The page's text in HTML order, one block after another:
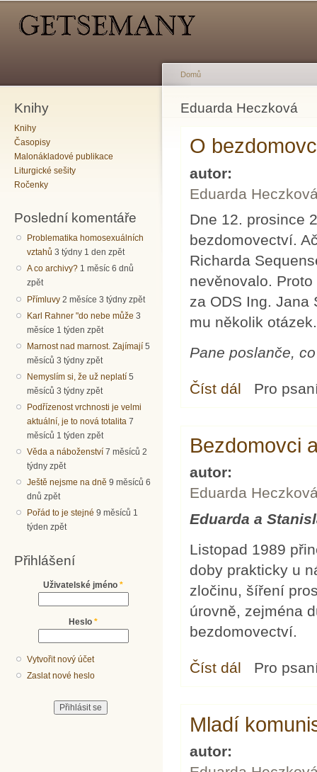
Knihy
Knihy
Časopisy
Malonákladové publikace
Liturgické sešity
Ročenky
Poslední komentáře
Problematika homosexuálních
vztahů 3 týdny 1 den zpět
A co archivy? 1 měsíc 6 dnů
zpět
Přímluvy 2 měsíce 3 týdny zpět
Karl Rahner "do nebe může 3
měsíce 1 týden zpět
Marnost nad marnost. Zajímají 5
měsíců 3 týdny zpět
Nemyslím si, že už neplatí 5
měsíců 3 týdny zpět
Podřízenost vrchnosti je velmi
aktuální, je to nová totalita 7
měsíců 1 týden zpět
Věda a náboženství 7 měsíců 2
týdny zpět
Ještě nejsme na dně 9 měsíců 6
dnů zpět
Pořád to je stejné 9 měsíců 1
týden zpět
Přihlášení
Uživatelské jméno *
Heslo *
Vytvořit nový účet
Zaslat nové heslo
Jste zde
Domů
Eduarda Heczková
O
autor:
Eduarda
Dne 12. prosince
bezdomovectví.
Richarda
nevěnovalo.
za ODS Ing. Jana
mu několik otázek.
Pane poslanče,
Číst dál O bezdomovcích
Pro
Bezdomovci
autor:
Eduarda
Eduarda a
Listopad 1989
doby prakticky u
zločinu, šíření
úrovně, zejména
bezdomovectví.
Číst dál Bezdomovci a my
Pro
Mladí
autor: